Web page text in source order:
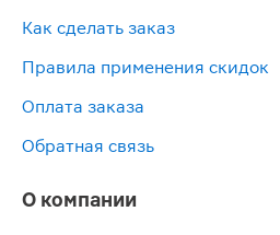
Как сделать заказ
Правила применения скидок
Оплата заказа
Обратная связь
О компании